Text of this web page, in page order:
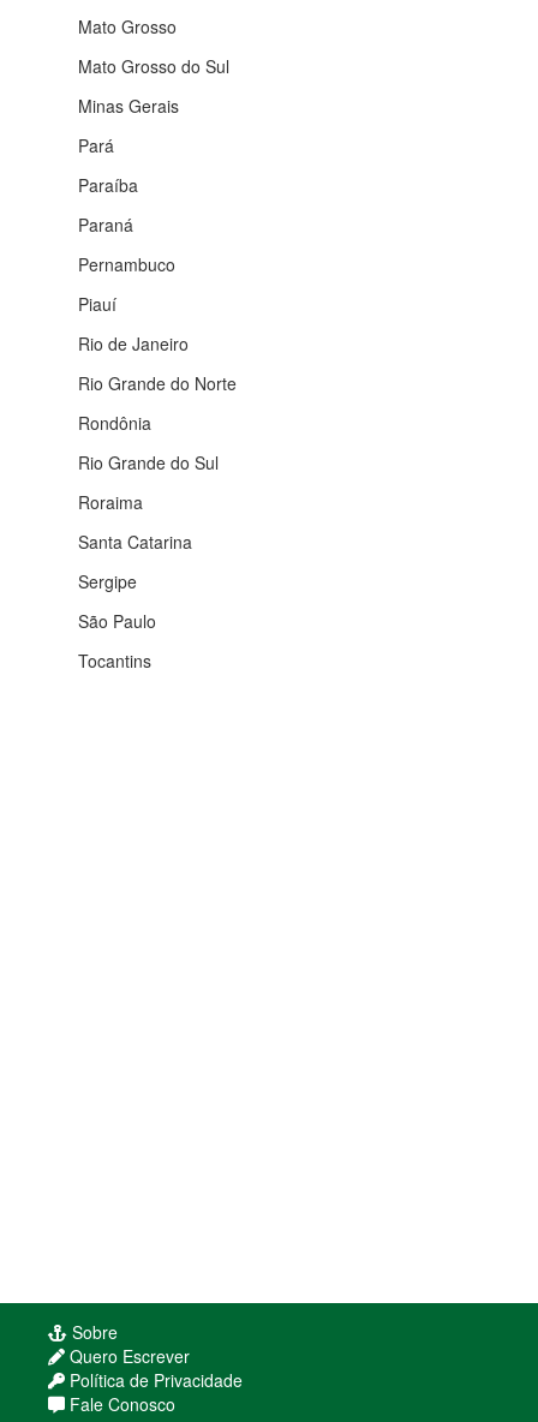
Mato Grosso
Mato Grosso do Sul
Minas Gerais
Pará
Paraíba
Paraná
Pernambuco
Piauí
Rio de Janeiro
Rio Grande do Norte
Rondônia
Rio Grande do Sul
Roraima
Santa Catarina
Sergipe
São Paulo
Tocantins
Sobre
Quero Escrever
Política de Privacidade
Fale Conosco